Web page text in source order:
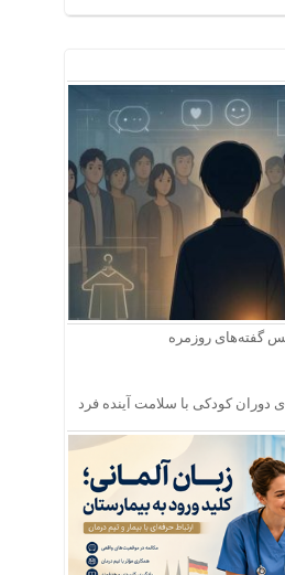
گفته‌های روزمره
کودکی با سلامت آینده فرد